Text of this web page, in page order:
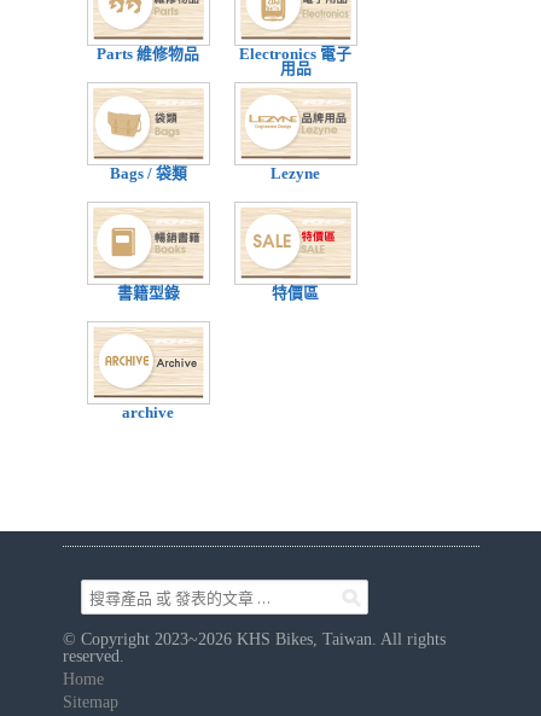
Parts 維修物品
Electronics 電子
用品
Bags / 袋類 Lezyne
書籍型錄 特價區
archive
© Copyright 2023~2026 KHS Bikes, Taiwan. All rights
reserved.
Home
Sitemap